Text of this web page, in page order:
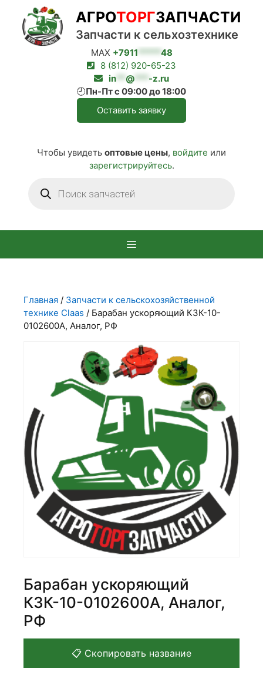
Перейти
содержимому
MAX +7911 ***** 48
8 (812) 920-65-23
in
@ *** -z.ru
🕘Пн-Пт с 09:00 до 18:00
Оставить заявку
Чтобы увидеть оптовые цены, войдите или
зарегистрируйтесь.
товаров
АГРОТОРГЗАПЧАСТИ
Запчасти к сельхозтехнике
Главная / Запчасти к сельскохозяйственной
технике Claas / Барабан ускоряющий КЗК-10-
0102600А, Аналог, РФ
Барабан ускоряющий
КЗК-10-0102600А, Аналог,
РФ
📋 Скопировать название